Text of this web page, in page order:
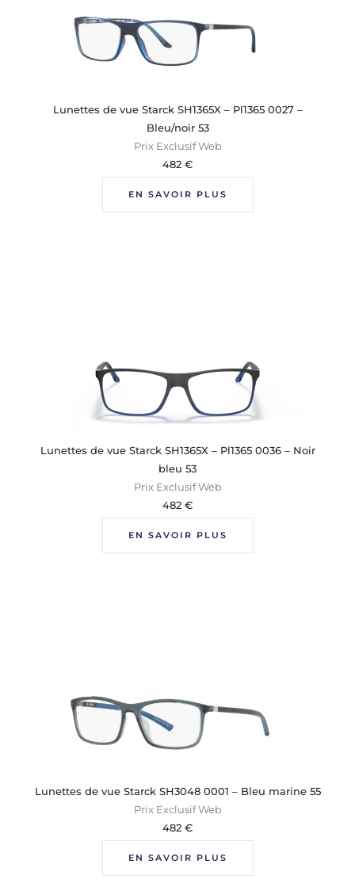
Lunettes de vue Starck SH1365X – Pl1365 0027 –
Bleu/noir 53
Prix Exclusif Web
482 €
EN SAVOIR PLUS
Lunettes de vue Starck SH1365X – Pl1365 0036 – Noir
bleu 53
Prix Exclusif Web
482 €
EN SAVOIR PLUS
Lunettes de vue Starck SH3048 0001 – Bleu marine 55
Prix Exclusif Web
482 €
EN SAVOIR PLUS